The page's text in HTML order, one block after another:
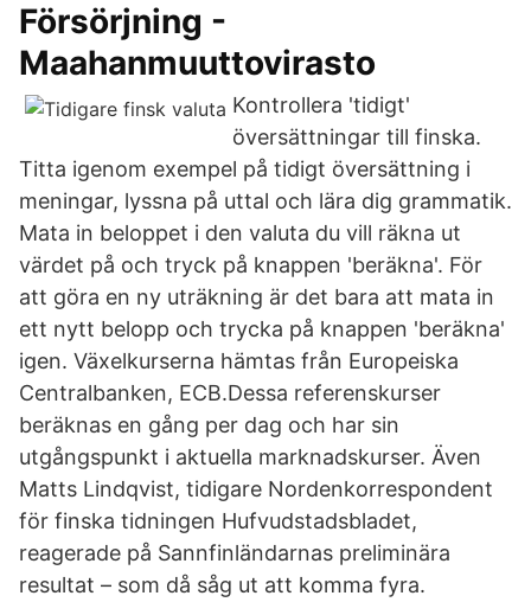
Försörjning -
Maahanmuuttovirasto
Kontrollera 'tidigt'
översättningar till finska.
Titta igenom exempel på tidigt översättning i
meningar, lyssna på uttal och lära dig grammatik.
Mata in beloppet i den valuta du vill räkna ut
värdet på och tryck på knappen 'beräkna'. För
att göra en ny uträkning är det bara att mata in
ett nytt belopp och trycka på knappen 'beräkna'
igen. Växelkurserna hämtas från Europeiska
Centralbanken, ECB.Dessa referenskurser
beräknas en gång per dag och har sin
utgångspunkt i aktuella marknadskurser. Även
Matts Lindqvist, tidigare Nordenkorrespondent
för finska tidningen Hufvudstadsbladet,
reagerade på Sannfinländarnas preliminära
resultat – som då såg ut att komma fyra.